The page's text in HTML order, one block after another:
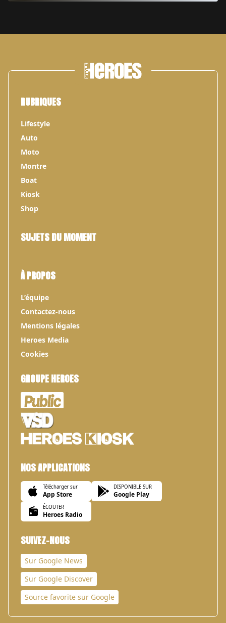
RUBRIQUES
Lifestyle
Auto
Moto
Montre
Boat
Kiosk
Shop
SUJETS DU MOMENT
À PROPOS
L’équipe
Contactez-nous
Mentions légales
Heroes Media
Cookies
GROUPE HEROES
NOS APPLICATIONS
Télécharger sur
App Store
DISPONIBLE SUR
Google Play
ÉCOUTER
Heroes Radio
SUIVEZ-NOUS
Sur Google News
Sur Google Discover
Source favorite sur Google